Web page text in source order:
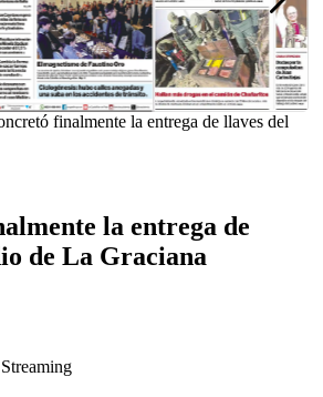
finalmente la entrega de llaves del
la entrega de
de La Graciana